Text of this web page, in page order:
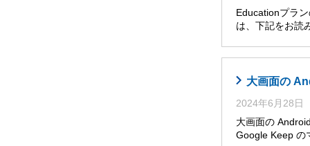
Educationプラ
は、下記をお
大画面の
2024年6月28日
大画面の
Google Keep の